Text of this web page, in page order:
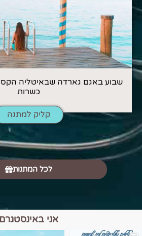
שבוע באגם גארדה שבאיטליה
כשרות
קליק למתנה
לכל המתנות
אני באינסטגרם
הם הגבול 💙🩵